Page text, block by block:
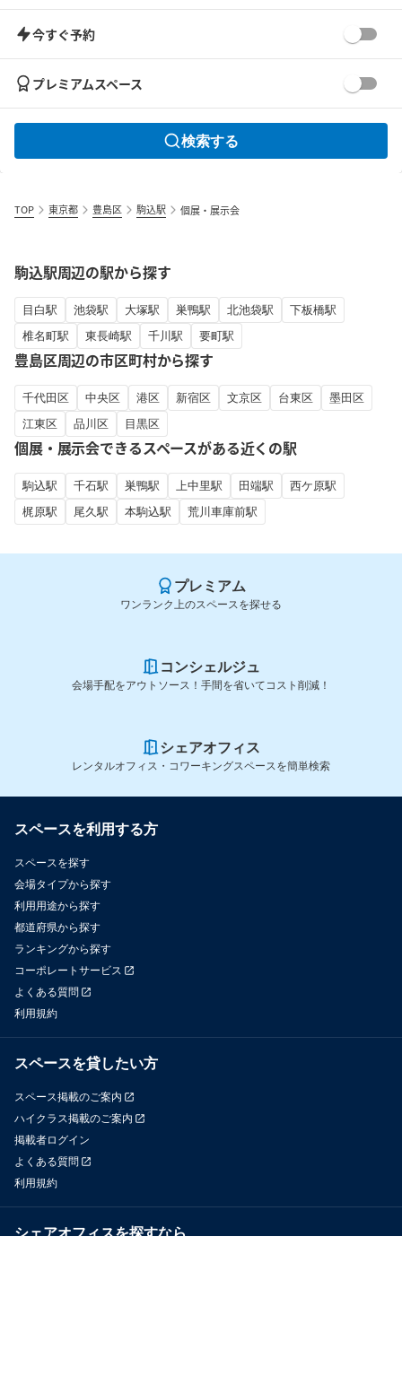
今すぐ予約
プレミアムスペース
検索する
TOP 東京都 豊島区 駒込駅 個展・展示会
駒込駅周辺の駅から探す
目白駅 池袋駅 大塚駅 巣鴨駅 北池袋駅
下板橋駅
椎名町駅
東長崎駅 千川駅 要町駅
豊島区周辺の市区町村から探す
千代田区 中央区 港区 新宿区 文京区 台東区
墨田区
江東区
品川区 目黒区
個展・展示会できるスペースがある近くの駅
駒込駅 千石駅 巣鴨駅 上中里駅 田端駅
西ケ原駅
梶原駅
尾久駅 本駒込駅 荒川車庫前駅
プレミアム
ワンランク上のスペースを探せる
コンシェルジュ
会場手配をアウトソース！手間を省いてコスト削減！
シェアオフィス
レンタルオフィス・コワーキングスペースを簡単検索
スペースを利用する方
スペースを探す
会場タイプから探す
利用用途から探す
都道府県から探す
ランキングから探す
コーポレートサービス
よくある質問
利用規約
スペースを貸したい方
スペース掲載のご案内
ハイクラス掲載のご案内
掲載者ログイン
よくある質問
利用規約
シェアオフィスを探すなら